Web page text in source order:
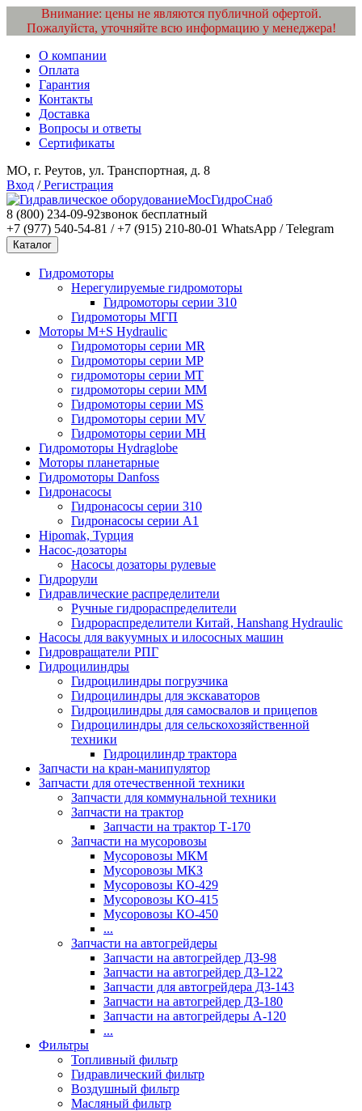
Внимание: цены не являются публичной офертой.
Пожалуйста, уточняйте всю информацию у менеджера!
О компании
Оплата
Гарантия
Контакты
Доставка
Вопросы и ответы
Сертификаты
МО, г. Реутов, ул. Транспортная, д. 8
Вход /Регистрация
МосГидроСнаб
8 (800) 234-09-92звонок бесплатный
+7 (977) 540-54-81 / +7 (915) 210-80-01 WhatsApp / Telegram
Каталог
Гидромоторы
Нерегулируемые гидромоторы
Гидромоторы серии 310
Гидромоторы МГП
Моторы M+S Hydraulic
Гидромоторы серии MR
Гидромоторы серии MP
гидромоторы серии MT
гидромоторы серии MM
Гидромоторы серии MS
Гидромоторы серии MV
Гидромоторы серии MH
Гидромоторы Hydraglobe
Моторы планетарные
Гидромоторы Danfoss
Гидронасосы
Гидронасосы серии 310
Гидронасосы серии А1
Hipomak, Турция
Насос-дозаторы
Насосы дозаторы рулевые
Гидрорули
Гидравлические распределители
Ручные гидрораспределители
Гидрораспределители Китай, Hanshang Hydraulic
Насосы для вакуумных и илососных машин
Гидровращатели РПГ
Гидроцилиндры
Гидроцилиндры погрузчика
Гидроцилиндры для экскаваторов
Гидроцилиндры для самосвалов и прицепов
Гидроцилиндры для сельскохозяйственной
техники
Гидроцилиндр трактора
Запчасти на кран-манипулятор
Запчасти для отечественной техники
Запчасти для коммунальной техники
Запчасти на трактор
Запчасти на трактор Т-170
Запчасти на мусоровозы
Мусоровозы МКМ
Мусоровозы МКЗ
Мусоровозы КО-429
Мусоровозы КО-415
Мусоровозы КО-450
...
Запчасти на автогрейдеры
Запчасти на автогрейдер ДЗ-98
Запчасти на автогрейдер ДЗ-122
Запчасти для автогрейдера ДЗ-143
Запчасти на автогрейдер ДЗ-180
Запчасти на автогрейдеры А-120
...
Фильтры
Топливный фильтр
Гидравлический фильтр
Воздушный фильтр
Масляный фильтр